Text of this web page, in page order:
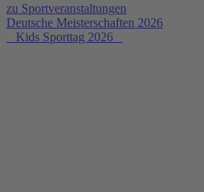
zu Sportveranstaltungen
Deutsche Meisterschaften 2026
Kids Sporttag 2026